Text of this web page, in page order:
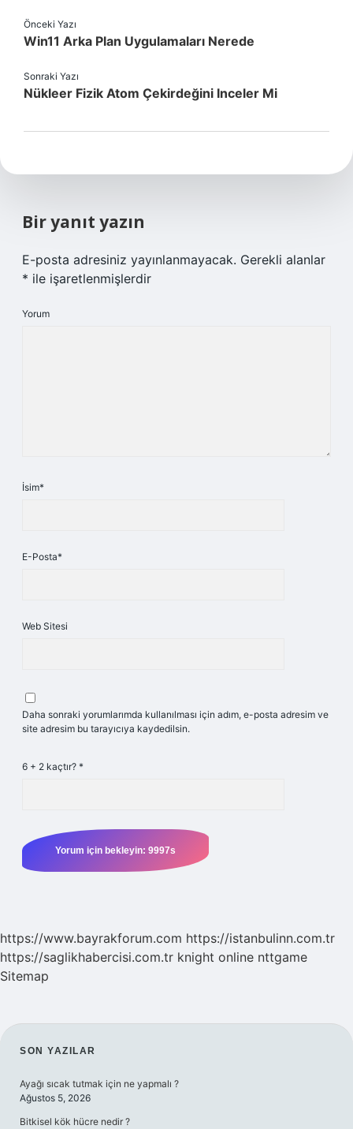
Önceki Yazı
Win11 Arka Plan Uygulamaları Nerede
Sonraki Yazı
Nükleer Fizik Atom Çekirdeğini Inceler Mi
Bir yanıt yazın
E-posta adresiniz yayınlanmayacak. Gerekli alanlar
* ile işaretlenmişlerdir
Yorum
İsim*
E-Posta*
Web Sitesi
Daha sonraki yorumlarımda kullanılması için adım, e-posta adresim ve
site adresim bu tarayıcıya kaydedilsin.
6 + 2 kaçtır? *
https://www.bayrakforum.com https://istanbulinn.com.tr
https://saglikhabercisi.com.tr knight online nttgame
Sitemap
SIDEBAR
SON YAZILAR
Ayağı sıcak tutmak için ne yapmalı ?
Ağustos 5, 2026
Bitkisel kök hücre nedir ?